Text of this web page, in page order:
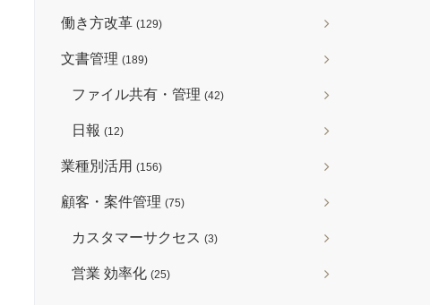
働き方改革 (129)
文書管理 (189)
ファイル共有・管理 (42)
日報 (12)
業種別活用 (156)
顧客・案件管理 (75)
カスタマーサクセス (3)
営業 効率化 (25)